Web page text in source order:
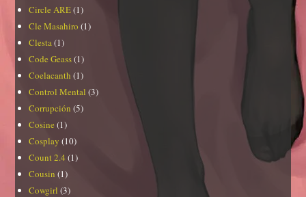
Circle ARE(1)
Cle Masahiro (1)
Clesta(1)
Code Geass(1)
Coelacanth (1)
Control Mental (3)
Corrupción (5)
Cosine (1)
Cosplay (10)
Count 2.4 (1)
Cousin (1)
Cowgirl (3)